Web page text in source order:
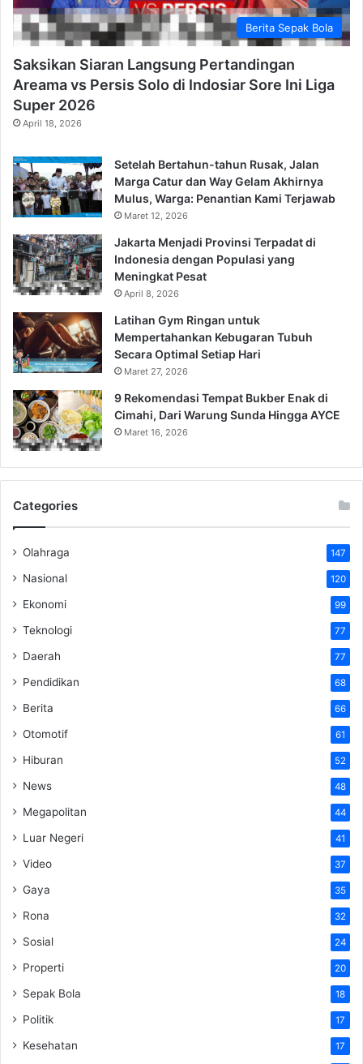
Berita Sepak Bola
Saksikan Siaran Langsung Pertandingan
Areama vs Persis Solo di Indosiar Sore Ini Liga
Super 2026
April 18, 2026
Setelah Bertahun-tahun Rusak, Jalan
Marga Catur dan Way Gelam Akhirnya
Mulus, Warga: Penantian Kami Terjawab
Maret 12, 2026
Jakarta Menjadi Provinsi Terpadat di
Indonesia dengan Populasi yang
Meningkat Pesat
April 8, 2026
Latihan Gym Ringan untuk
Mempertahankan Kebugaran Tubuh
Secara Optimal Setiap Hari
Maret 27, 2026
9 Rekomendasi Tempat Bukber Enak di
Cimahi, Dari Warung Sunda Hingga AYCE
Maret 16, 2026
Categories
Olahraga 147
Nasional 120
Ekonomi 99
Teknologi 77
Daerah 77
Pendidikan 68
Berita 66
Otomotif 61
Hiburan 52
News 48
Megapolitan 44
Luar Negeri 41
Video 37
Gaya 35
Rona 32
Sosial 24
Properti 20
Sepak Bola 18
Politik 17
Kesehatan 17